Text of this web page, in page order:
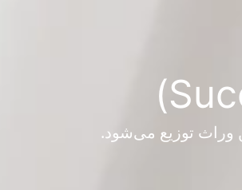
وراث توزیع می‌شود.